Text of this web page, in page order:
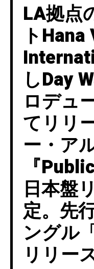
LA拠点
ト
しDay
ロデュ
てリリ
ー・ア
『
日本盤
定。先
ングル
リリー